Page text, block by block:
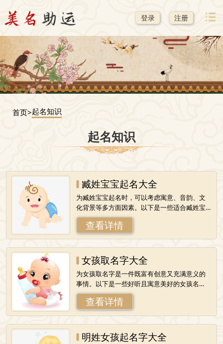
登录 注册
首页>起名知识
起名知识
臧姓宝宝起名大全
为臧姓宝宝起名时，可以考虑寓意、音韵、文
化背景等多方面因素。以下是一些适合臧姓宝
宝的名字建议：一、男孩名字1.臧瑞：寓意着财
富和幸福，期望宝宝将来拥有好运气和成
查看详情
女孩取名字大全
为女孩取名字是一件既富有创意又充满意义的
事情。以下是一些好听且寓意美好的女孩名
字，供您参考：一、爆款名字近年来，一些寓
意优美且易于记忆和发音的女孩名字成为了爆
款
查看详情
明姓女孩起名字大全